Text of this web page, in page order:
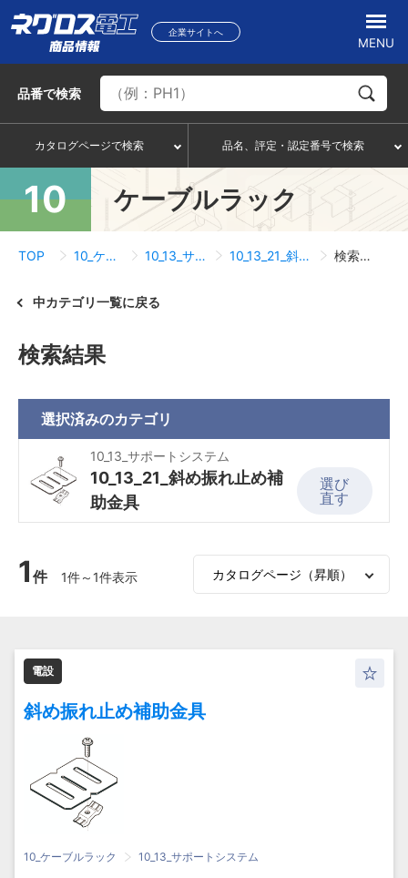
企業サイトへ
MENU
品番で検索
カタログページで検索 品名、評定・認定番号で検索
10 ケーブルラック
TOP 10_ケーブルラック 10_13_サポートシステム 10_13_21_斜め振れ止め補助金具 検索結果一覧
中カテゴリ一覧に戻る
検索結果
選択済みのカテゴリ
10_13_サポートシステム
10_13_21_斜め振れ止め補
助金具
選び
直す
1 件 1件～1件表示
電設
斜め振れ止め補助金具
10_ケーブルラック 10_13_サポートシステム